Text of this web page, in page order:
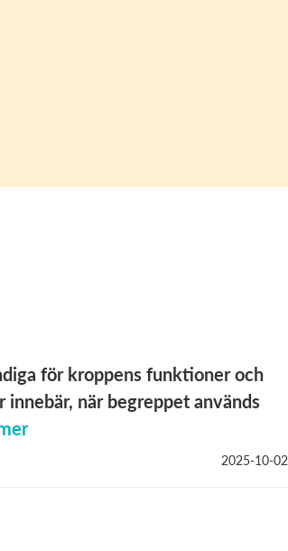
för kroppens funktioner och
när begreppet används
2025-10-02